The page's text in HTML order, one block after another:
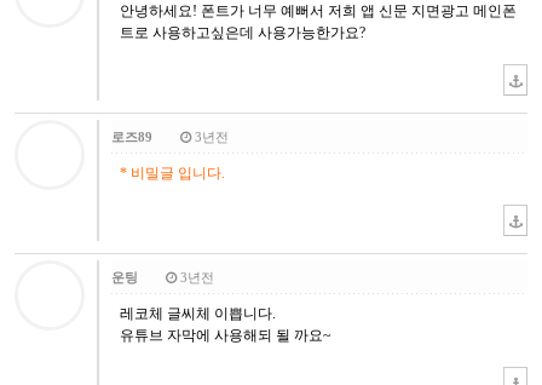
안녕하세요! 폰트가 너무 예뻐서 저희 앱 신문 지면광고 메인폰
트로 사용하고싶은데 사용가능한가요?
로즈89 3년전
* 비밀글 입니다.
운팅 3년전
레코체 글씨체 이쁩니다.
유튜브 자막에 사용해되 될 까요~